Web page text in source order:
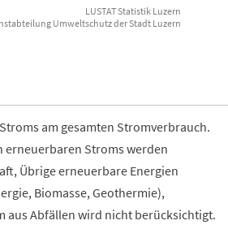
LUSTAT Statistik Luzern
Umweltschutz der Stadt Luzern
am gesamten Stromverbrauch.
erneuerbaren Stroms werden
Übrige erneuerbare Energien
Biomasse, Geothermie),
aus Abfällen wird nicht berücksichtigt.